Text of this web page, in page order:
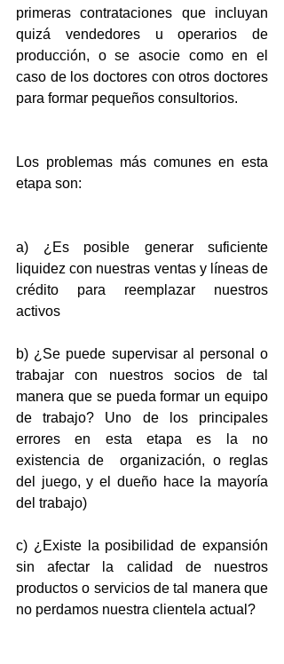
primeras contrataciones que incluyan
quizá vendedores u operarios de
producción, o se asocie como en el
caso de los doctores con otros doctores
para formar pequeños consultorios.
Los problemas más comunes en esta
etapa son:
a) ¿Es posible generar suficiente
liquidez con nuestras ventas y líneas de
crédito para reemplazar nuestros
activos
b) ¿Se puede supervisar al personal o
trabajar con nuestros socios de tal
manera que se pueda formar un equipo
de trabajo? Uno de los principales
errores en esta etapa es la no
existencia de  organización, o reglas
del juego, y el dueño hace la mayoría
del trabajo)
c) ¿Existe la posibilidad de expansión
sin afectar la calidad de nuestros
productos o servicios de tal manera que
no perdamos nuestra clientela actual?